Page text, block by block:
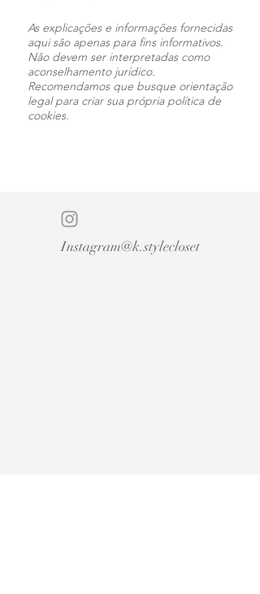
As explicações e informações fornecidas
aqui são apenas para fins informativos.
Não devem ser interpretadas como
aconselhamento jurídico.
Recomendamos que busque orientação
legal para criar sua própria política de
cookies.
Instagram@k.stylecloset